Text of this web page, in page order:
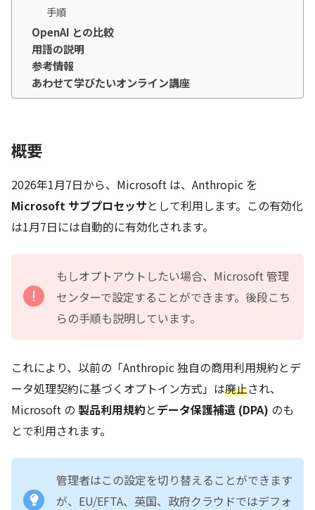
手順
OpenAI との比較
用語の説明
参考情報
あわせて学びたいオンライン講座
概要
2026年1月7日から、Microsoft は、Anthropic を
Microsoft サブプロセッサとして利用します。この有効化
は1月7日には自動的に有効化されます。
もしオプトアウトしたい場合、Microsoft 管理
センターで設定することができます。後段こち
らの手順も説明しています。
これにより、以前の「Anthropic 独自の商用利用規約とデ
ータ処理契約に基づくオプトイン方式」は廃止され、
Microsoft の 製品利用規約とデータ保護補遺 (DPA) のも
とで利用されます。
管理者はこの設定を切り替えることができます
が、EU/EFTA、英国、政府クラウドではデフォ